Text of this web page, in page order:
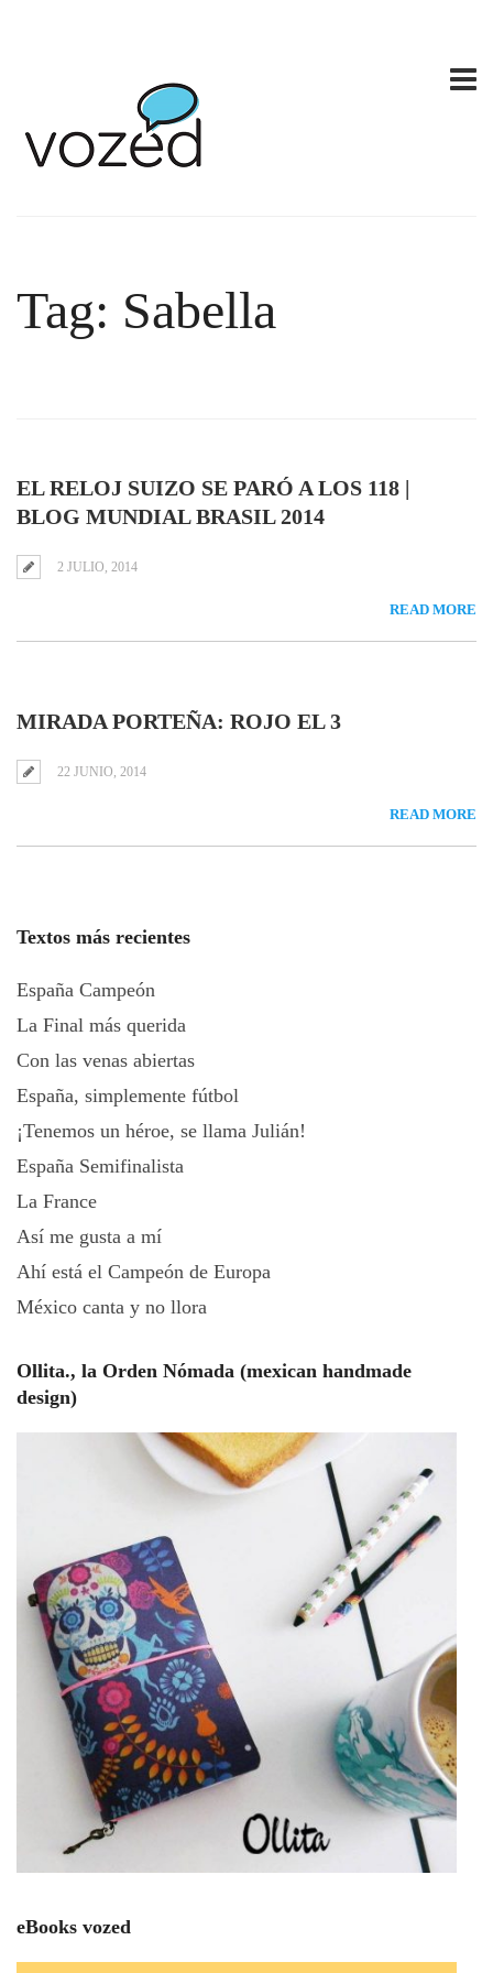
Tag: Sabella
EL RELOJ SUIZO SE PARÓ A LOS 118 |
BLOG MUNDIAL BRASIL 2014
2 JULIO, 2014
READ MORE
MIRADA PORTEÑA: ROJO EL 3
22 JUNIO, 2014
READ MORE
Textos más recientes
España Campeón
La Final más querida
Con las venas abiertas
España, simplemente fútbol
¡Tenemos un héroe, se llama Julián!
España Semifinalista
La France
Así me gusta a mí
Ahí está el Campeón de Europa
México canta y no llora
Ollita., la Orden Nómada (mexican handmade
design)
eBooks vozed